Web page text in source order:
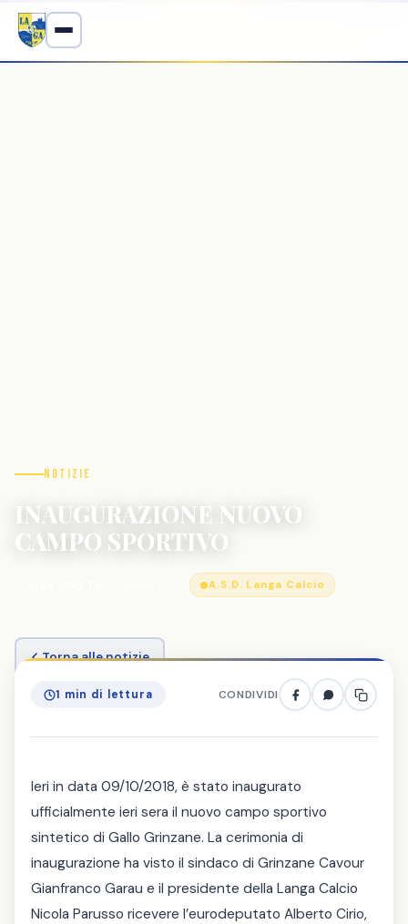
Notizie
INAUGURAZIONE NUOVO
CAMPO SPORTIVO
A.S.D. Langa Calcio
Torna alle notizie
1 min di lettura CONDIVIDI
Ieri in data 09/10/2018, è stato inaugurato
ufficialmente ieri sera il nuovo campo sportivo
sintetico di Gallo Grinzane. La cerimonia di
inaugurazione ha visto il sindaco di Grinzane Cavour
Gianfranco Garau e il presidente della Langa Calcio
Nicola Parusso ricevere l’eurodeputato Alberto Cirio,